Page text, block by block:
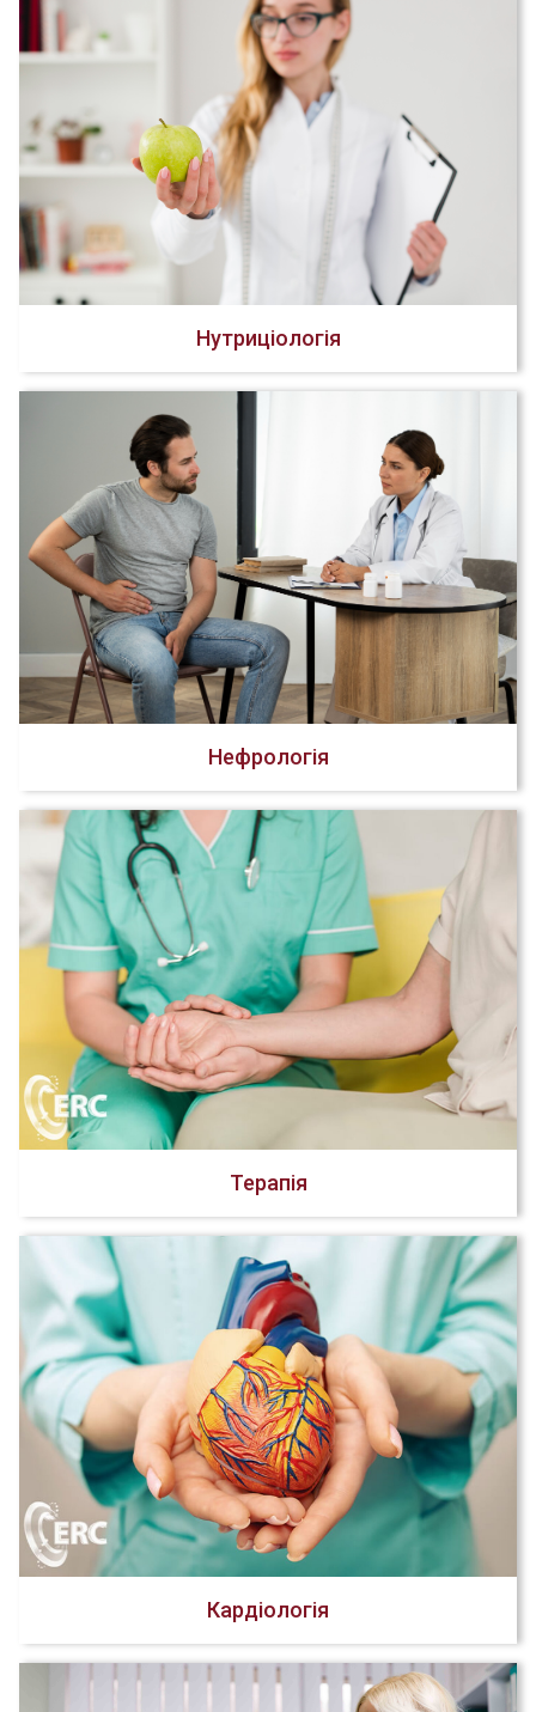
Нутриціологія
Нефрологія
Терапія
Кардіологія